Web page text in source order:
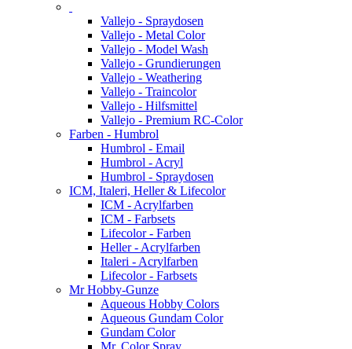
Vallejo - Spraydosen
Vallejo - Metal Color
Vallejo - Model Wash
Vallejo - Grundierungen
Vallejo - Weathering
Vallejo - Traincolor
Vallejo - Hilfsmittel
Vallejo - Premium RC-Color
Farben - Humbrol
Humbrol - Email
Humbrol - Acryl
Humbrol - Spraydosen
ICM, Italeri, Heller & Lifecolor
ICM - Acrylfarben
ICM - Farbsets
Lifecolor - Farben
Heller - Acrylfarben
Italeri - Acrylfarben
Lifecolor - Farbsets
Mr Hobby-Gunze
Aqueous Hobby Colors
Aqueous Gundam Color
Gundam Color
Mr. Color Spray